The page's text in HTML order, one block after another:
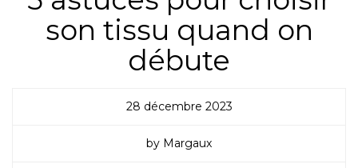
son tissu quand on
débute
28 décembre 2023
by Margaux